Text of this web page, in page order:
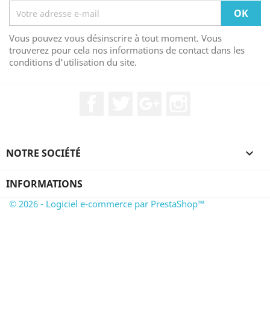
Vous pouvez vous désinscrire à tout moment. Vous
trouverez pour cela nos informations de contact dans les
conditions d'utilisation du site.
NOTRE SOCIÉTÉ 
INFORMATIONS
© 2026 - Logiciel e-commerce par PrestaShop™